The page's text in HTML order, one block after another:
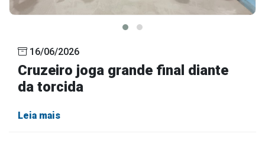
16/06/2026
Cruzeiro joga grande final diante
da torcida
Leia mais